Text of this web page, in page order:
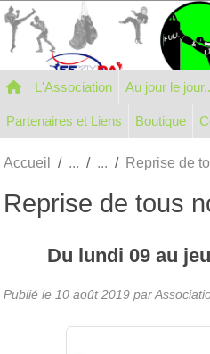
L'Association Au jour le
Partenaires et Liens Boutique
Accueil Reprise de
Reprise de tous
Du lundi 09au
Publié le 10 août 2019 par
Panneau de gestion des cookies